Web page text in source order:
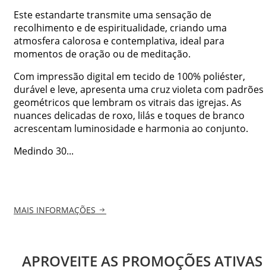
Este estandarte transmite uma sensação de
recolhimento e de espiritualidade, criando uma
atmosfera calorosa e contemplativa, ideal para
momentos de oração ou de meditação.
Com impressão digital em tecido de 100% poliéster,
durável e leve, apresenta uma cruz violeta com padrões
geométricos que lembram os vitrais das igrejas. As
nuances delicadas de roxo, lilás e toques de branco
acrescentam luminosidade e harmonia ao conjunto.
Medindo 30...
MAIS INFORMAÇÕES
APROVEITE AS PROMOÇÕES ATIVAS